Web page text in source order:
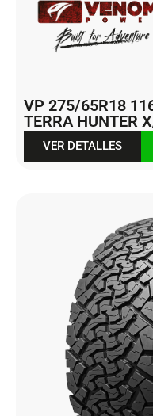
VP 275/65R18
TERRA HUNTER
VER DETALLES